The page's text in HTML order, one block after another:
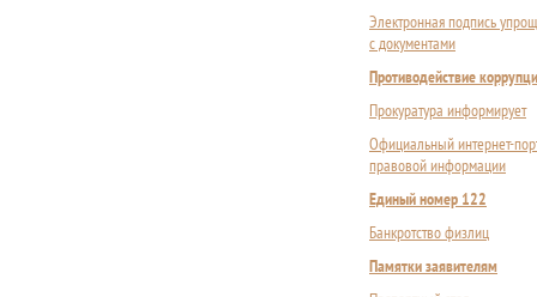
Электронная подпись
с документами
Противодействие
Прокуратура информирует
Официальный интернет-
правовой информации
Единый номер 122
Банкротство физлиц
Памятки заявителям